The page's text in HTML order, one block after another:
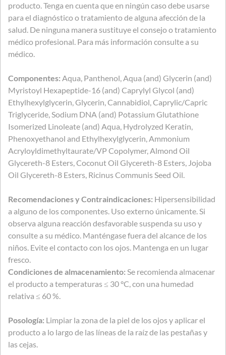
producto. Tenga en cuenta que en ningún caso debe usarse
para el diagnóstico o tratamiento de alguna afección de la
salud. De ninguna manera sustituye el consejo o tratamiento
médico profesional. Para más información consulte a su
médico.
Componentes: Aqua, Panthenol, Aqua (and) Glycerin (and)
Myristoyl Hexapeptide-16 (and) Caprylyl Glycol (and)
Ethylhexylglycerin, Glycerin, Cannabidiol, Caprylic/Capric
Triglyceride, Sodium DNA (and) Potassium Glutathione
Isomerized Linoleate (and) Aqua, Hydrolyzed Keratin,
Phenoxyethanol and Ethylhexylglycerin, Ammonium
Acryloyldimethyltaurate/VP Copolymer, Almond Oil
Glycereth-8 Esters, Coconut Oil Glycereth-8 Esters, Jojoba
Oil Glycereth-8 Esters, Ricinus Communis Seed Oil.
Recomendaciones y Contraindicaciones: Hipersensibilidad
a alguno de los componentes. Uso externo únicamente. Si
observa alguna reacción desfavorable suspenda su uso y
consulte a su médico. Manténgase fuera del alcance de los
niños. Evite el contacto con los ojos. Mantenga en un lugar
fresco.
Condiciones de almacenamiento: Se recomienda almacenar
el producto a temperaturas ≤ 30 °C, con una humedad
relativa ≤ 60 %.
Posología: Limpiar la zona de la piel de los ojos y aplicar el
producto a lo largo de las líneas de la raíz de las pestañas y
las cejas.